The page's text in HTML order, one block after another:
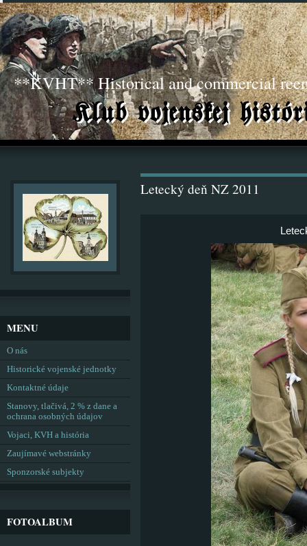
**KVHT** Historical and commercial
Letecký deň NZ 2011
MENU
O nás
Historické vojenské jednotky
Kontaktné údaje
Stanovy, tlačivá, 2 % z dane a
ochrana osobných údajov
Vojaci, KVH a história
Zaujímavé webstránky
Sponzorské subjekty
FOTOALBUM